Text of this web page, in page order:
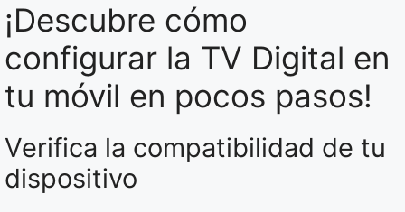
¡Descubre cómo
configurar la TV Digital en
tu móvil en pocos pasos!
Verifica la compatibilidad de tu
dispositivo